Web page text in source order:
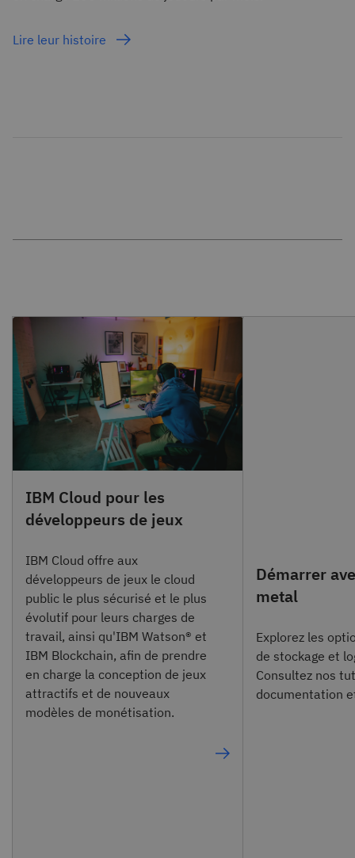
Lire leur histoire
IBM Cloud pour les
développeurs de jeux
IBM Cloud offre aux
développeurs de jeux le cloud
public le plus sécurisé et le plus
évolutif pour leurs charges de
travail, ainsi qu'IBM Watson® et
IBM Blockchain, afin de prendre
en charge la conception de jeux
attractifs et de nouveaux
modèles de monétisation.
Démarrer
metal
Explorez les
de stockage et
Consultez nos
documentation